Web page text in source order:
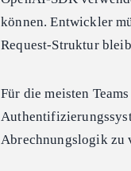
können. Entwickler
Request-Struktur
Für die meisten
Abrechnungslogik zu